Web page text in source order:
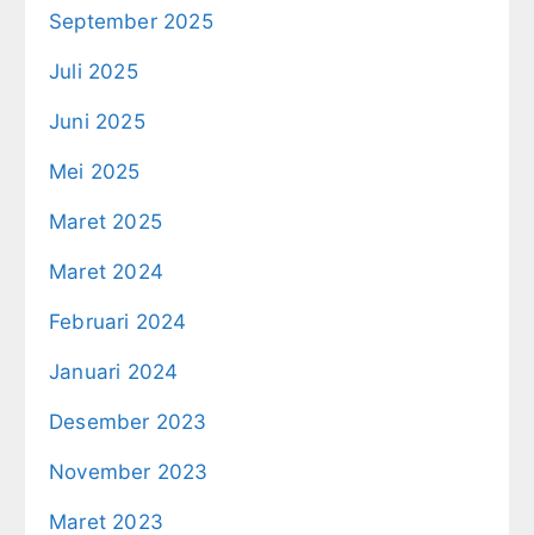
September 2025
Juli 2025
Juni 2025
Mei 2025
Maret 2025
Maret 2024
Februari 2024
Januari 2024
Desember 2023
November 2023
Maret 2023